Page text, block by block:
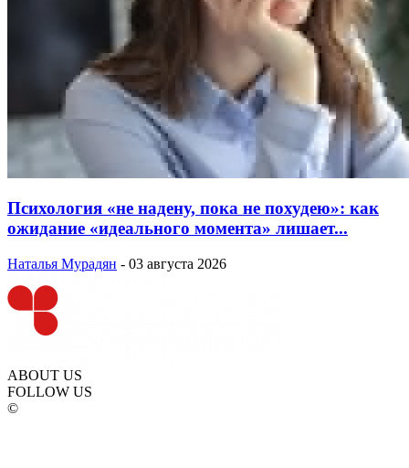
Психология «не надену, пока не похудею»: как
ожидание «идеального момента» лишает...
Наталья Мурадян - 03 августа 2026
ABOUT US
FOLLOW US
©